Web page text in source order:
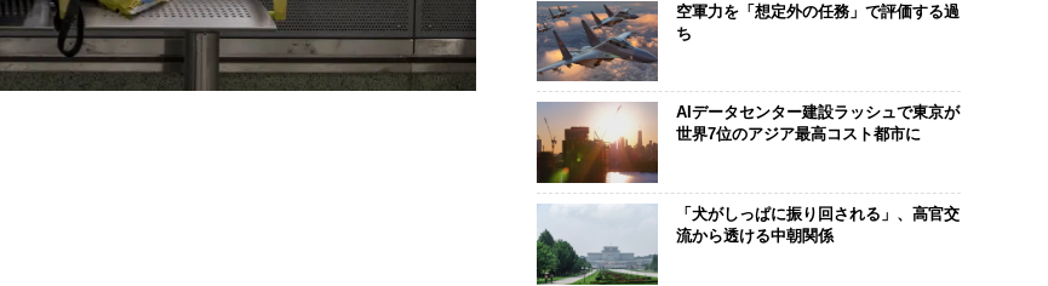
空軍力を「想定外の任務」で評価する過
ち
AIデータセンター建設ラッシュで東京が
世界7位のアジア最高コスト都市に
「犬がしっぱに振り回される」、高官交
流から透ける中朝関係